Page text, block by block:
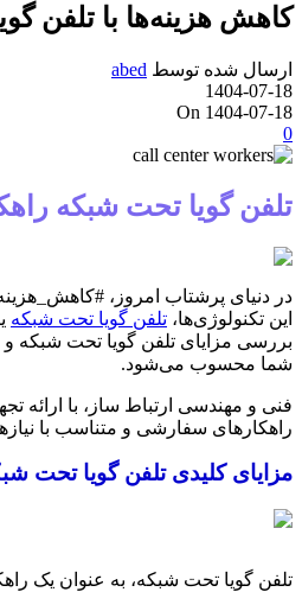
کاهش هزینه‌ها با تلفن
ارسال شده توسط abed
1404-07-18
On 1404-07-18
0
تلفن گویا تحت شبکه
در دنیای پرشتاب امروز،
این تکنولوژی‌ها، تلفن گویا تحت شبکه
بررسی مزایای تلفن گویا تحت شبکه و
شما محسوب می‌شود.
فنی و مهندسی ارتباط ساز، با ارائه
راهکارهای سفارشی و متناسب با
مزایای کلیدی تلفن گویا تحت
تلفن گویا تحت شبکه، به عنوان یک